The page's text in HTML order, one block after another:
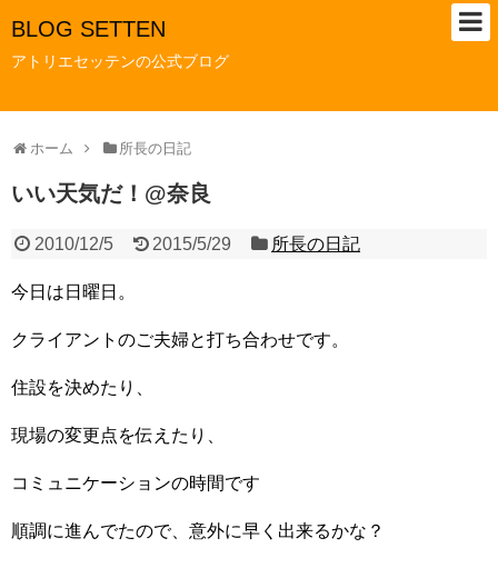
BLOG SETTEN
アトリエセッテンの公式ブログ
ホーム 所長の日記
いい天気だ！@奈良
2010/12/5 2015/5/29 所長の日記
今日は日曜日。
クライアントのご夫婦と打ち合わせです。
住設を決めたり、
現場の変更点を伝えたり、
コミュニケーションの時間です
順調に進んでたので、意外に早く出来るかな？